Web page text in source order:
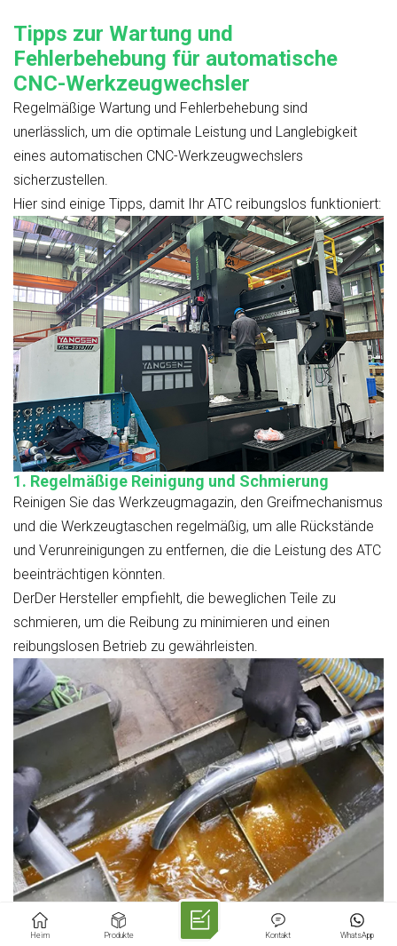
Tipps zur Wartung und
Fehlerbehebung für automatische
CNC-Werkzeugwechsler
Regelmäßige Wartung und Fehlerbehebung sind
unerlässlich, um die optimale Leistung und Langlebigkeit
eines automatischen CNC-Werkzeugwechslers
sicherzustellen.
Hier sind einige Tipps, damit Ihr ATC reibungslos funktioniert:
1. Regelmäßige Reinigung und Schmierung
Reinigen Sie das Werkzeugmagazin, den Greifmechanismus
und die Werkzeugtaschen regelmäßig, um alle Rückstände
und Verunreinigungen zu entfernen, die die Leistung des ATC
beeinträchtigen könnten.
DerDer Hersteller empfiehlt, die beweglichen Teile zu
schmieren, um die Reibung zu minimieren und einen
reibungslosen Betrieb zu gewährleisten.
Heim Produkte WhatsApp
Kontakt